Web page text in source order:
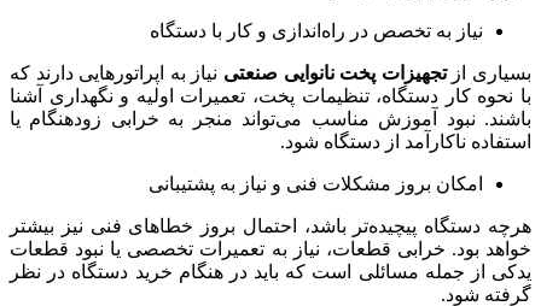
نیاز به تخصص در راه‌اندازی و کار با دستگاه
بسیاری ازتجهیزات پخت نانوایی صنعتی نیاز به اپراتورهایی دارند که
با نحوه کار دستگاه، تنظیمات پخت، تعمیرات اولیه و نگهداری آشنا
باشند. نبود آموزش مناسب می‌تواند منجر به خرابی زودهنگام یا
استفاده ناکارآمد از دستگاه شود.
امکان بروز مشکلات فنی و نیاز به پشتیبانی
هرچه دستگاه پیچیده‌تر باشد، احتمال بروز خطاهای فنی نیز بیشتر
خواهد بود. خرابی قطعات، نیاز به تعمیرات تخصصی یا نبود قطعات
یدکی از جمله مسائلی است که باید در هنگام خرید دستگاه در نظر
گرفته شود.